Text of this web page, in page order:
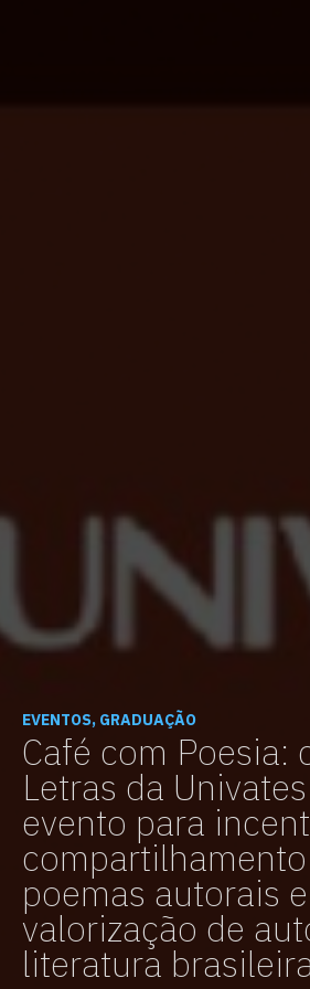
EVENTOS, GRADUAÇÃO
Café com Poesia:
Letras da
evento para
poemas autorais
valorização de
literatura